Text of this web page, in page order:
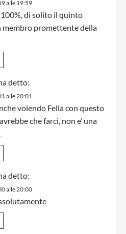
alle 19:59
di solito il quinto
membro promettente della
detto:
alle 20:01
volendo Fella con questo
che farci, non e’ una
detto:
alle 20:00